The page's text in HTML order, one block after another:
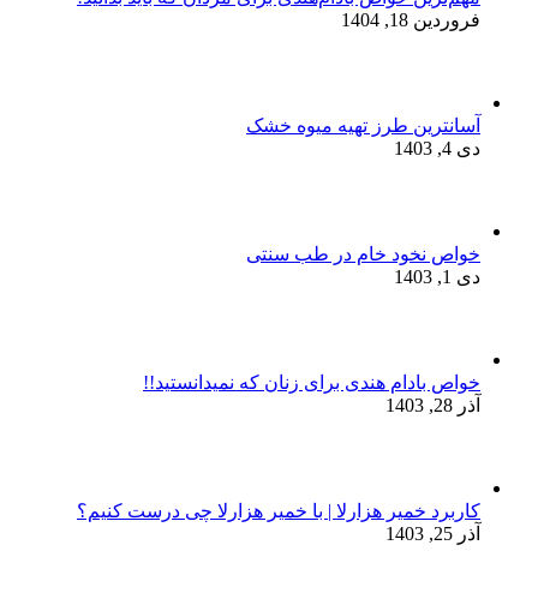
فروردین 18, 1404
آسانترین طرز تهیه میوه خشک
دی 4, 1403
خواص نخود خام در طب سنتی
دی 1, 1403
خواص بادام هندی برای زنان که نمیدانستید!!
آذر 28, 1403
کاربرد خمیر هزارلا | با خمیر هزارلا چی درست کنیم؟
آذر 25, 1403